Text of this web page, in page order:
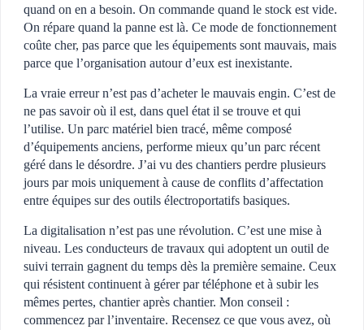
quand on en a besoin. On commande quand le stock est vide.
On répare quand la panne est là. Ce mode de fonctionnement
coûte cher, pas parce que les équipements sont mauvais, mais
parce que l’organisation autour d’eux est inexistante.
La vraie erreur n’est pas d’acheter le mauvais engin. C’est de
ne pas savoir où il est, dans quel état il se trouve et qui
l’utilise. Un parc matériel bien tracé, même composé
d’équipements anciens, performe mieux qu’un parc récent
géré dans le désordre. J’ai vu des chantiers perdre plusieurs
jours par mois uniquement à cause de conflits d’affectation
entre équipes sur des outils électroportatifs basiques.
La digitalisation n’est pas une révolution. C’est une mise à
niveau. Les conducteurs de travaux qui adoptent un outil de
suivi terrain gagnent du temps dès la première semaine. Ceux
qui résistent continuent à gérer par téléphone et à subir les
mêmes pertes, chantier après chantier. Mon conseil :
commencez par l’inventaire. Recensez ce que vous avez, où